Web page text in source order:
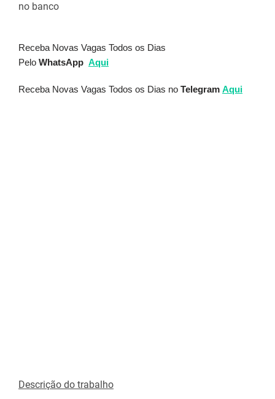
no banco
Receba Novas Vagas Todos os Dias
Pelo WhatsApp Aqui
Receba Novas Vagas Todos os Dias no Telegram Aqui
Descrição do trabalho